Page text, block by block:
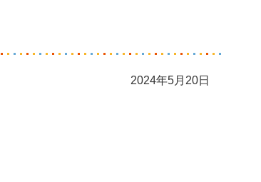
2024年5月20日